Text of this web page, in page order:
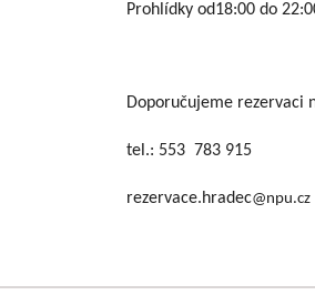
Prohlídky od18:00 do
Doporučujeme rezervaci
tel.: 553 783 915
rezervace.hradec@npu.cz